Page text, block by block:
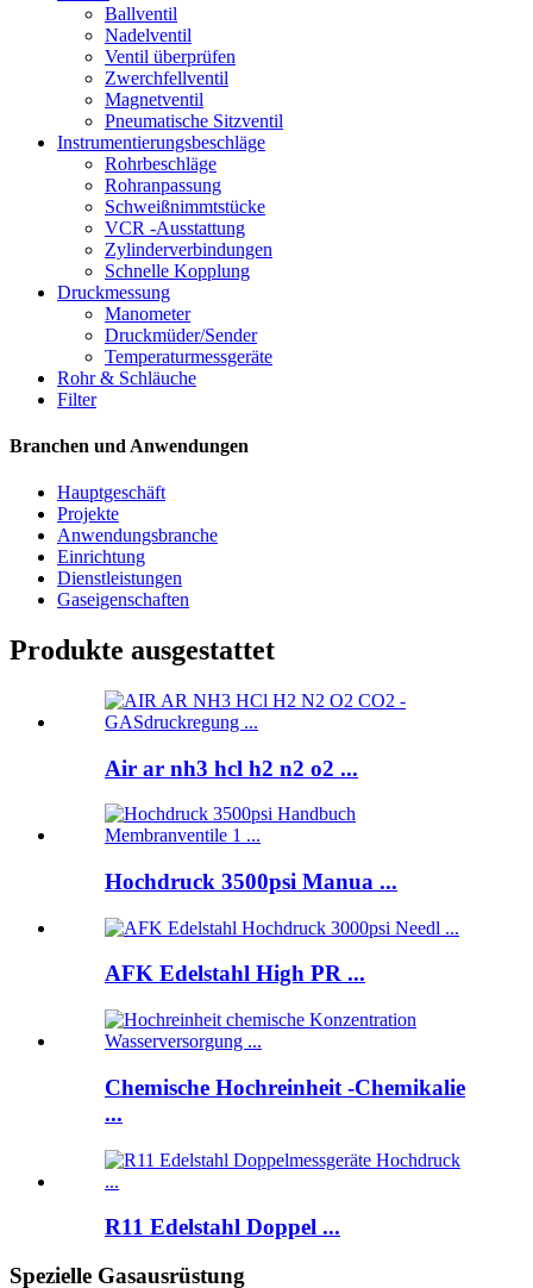
Ballventil
Nadelventil
Ventil überprüfen
Zwerchfellventil
Magnetventil
Pneumatische Sitzventil
Instrumentierungsbeschläge
Rohrbeschläge
Rohranpassung
Schweißnimmtstücke
VCR -Ausstattung
Zylinderverbindungen
Schnelle Kopplung
Druckmessung
Manometer
Druckmüder/Sender
Temperaturmessgeräte
Rohr & Schläuche
Filter
Branchen und Anwendungen
Hauptgeschäft
Projekte
Anwendungsbranche
Einrichtung
Dienstleistungen
Gaseigenschaften
Produkte ausgestattet
Air ar nh3 hcl h2 n2 o2 ...
Hochdruck 3500psi Manua ...
AFK Edelstahl High PR ...
Chemische Hochreinheit -Chemikalie
...
R11 Edelstahl Doppel ...
Spezielle Gasausrüstung